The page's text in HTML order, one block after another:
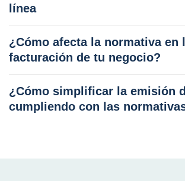
línea
¿Cómo afecta la normativa en
facturación de tu negocio?
¿Cómo simplificar la emisión
cumpliendo con las